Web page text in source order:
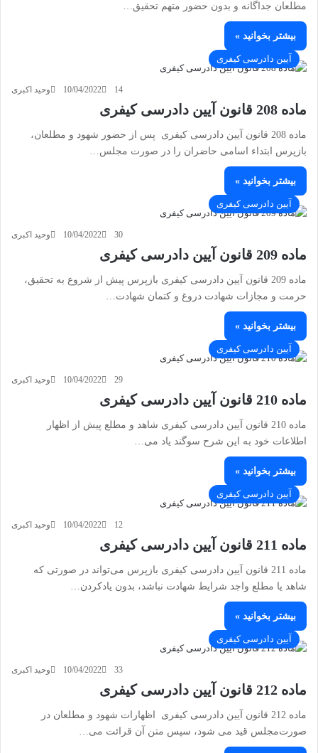
مطلعان جداگانه و بدون حضور متهم تحقیق…
بیشتر بخوانید »
آیین دادرسی کیفری
وحید اکبری 10/04/2022
ماده 208 قانون آیین دادرسی کیفری
ماده 208 قانون آیین دادرسی کیفری پس از حضور شهود و مطلعان،
بازپرس ابتداء اسامی حاضران را در صورت مجلس…
بیشتر بخوانید »
آیین دادرسی کیفری
وحید اکبری 10/04/2022
ماده 209 قانون آیین دادرسی کیفری
ماده 209 قانون آیین دادرسی کیفری بازپرس پیش از شروع به تحقیق،
حرمت و مجازات شهادت دروغ و کتمان شهادت…
بیشتر بخوانید »
آیین دادرسی کیفری
وحید اکبری 10/04/2022
ماده 210 قانون آیین دادرسی کیفری
ماده 210 قانون آیین دادرسی کیفری شاهد و مطلع پیش از اظهار
اطلاعات خود به این شرح سوگند یاد می‏…
بیشتر بخوانید »
آیین دادرسی کیفری
وحید اکبری 10/04/2022
ماده 211 قانون آیین دادرسی کیفری
ماده 211 قانون آیین دادرسی کیفری بازپرس می‌تواند در صورتی که
شاهد یا مطلع واجد شرایط شهادت نباشد، بدون یادکردن…
بیشتر بخوانید »
آیین دادرسی کیفری
وحید اکبری 10/04/2022
ماده 212 قانون آیین دادرسی کیفری
ماده 212 قانون آیین دادرسی کیفری اظهارات شهود و مطلعان در
صورت‌مجلس قید می شود، سپس متن آن قرائت می…